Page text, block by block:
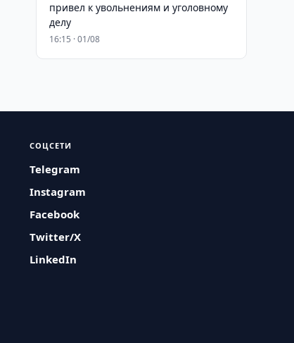
привел к увольнениям и уголовному
делу
16:15 · 01/08
СОЦСЕТИ
Telegram
Instagram
Facebook
Twitter/X
LinkedIn